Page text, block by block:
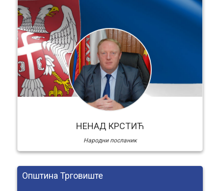
НЕНАД КРСТИЋ
Народни посланик
Општина Трговиште